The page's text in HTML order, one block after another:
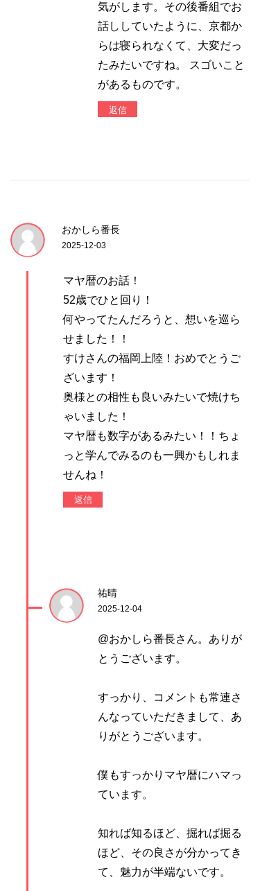
気がします。その後番組でお
話ししていたように、京都か
らは寝られなくて、大変だっ
たみたいですね。 スゴいこと
があるものです。
返信
おかしら番長
2025-12-03
マヤ暦のお話！
52歳でひと回り！
何やってたんだろうと、想いを巡ら
せました！！
すけさんの福岡上陸！おめでとうご
ざいます！
奥様との相性も良いみたいで焼けち
ゃいました！
マヤ暦も数字があるみたい！！ちょ
っと学んでみるのも一興かもしれま
せんね！
返信
祐晴
2025-12-04
@おかしら番長さん。ありが
とうございます。
すっかり、コメントも常連さ
んなっていただきまして、あ
りがとうございます。
僕もすっかりマヤ暦にハマっ
ています。
知れば知るほど、掘れば掘る
ほど、その良さが分かってき
て、魅力が半端ないです。